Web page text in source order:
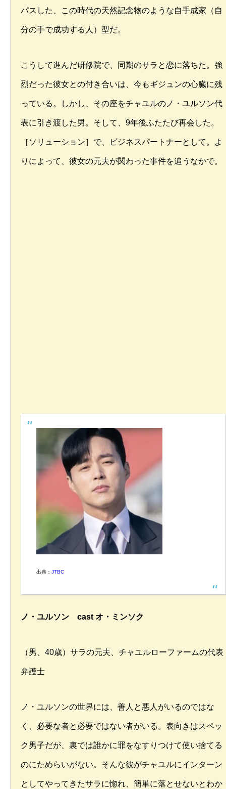
パスした、この時代の天然記念物のような自手成家（自
分の手で成功する人）型だ。
こうして進んだ研修院で、同期のサラと恋に落ちた。強
烈だった彼女との付き合いは、今もギジュンの心臓に残
っている。しかし、その座をチャユルのノ・ユルソン代
表に引き渡した男。そして、9年後ふたたび再会した。
［ソリューション］で、ビジネスパートナーとして。よ
りによって、彼女の元夫が関わった事件を追うなかで。
出典： JTBC
ノ・ユルソン cast オ・ミンソク
（男、40歳）サラの元夫、チャユルローファームの代表
弁護士
ノ・ユルソンの世界には、善人と悪人がいるのではな
く、必要な者と必要ではない者がいる。表向きはスペッ
ク男子だが、裏では誰かに罪をなすりつけて使い捨てる
のにためらいがない。そんな彼がチャユルにインターン
としてやってきたサラに惚れ、簡単に落とせないとわか